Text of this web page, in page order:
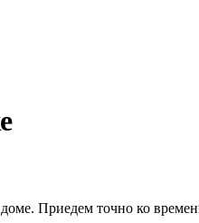
Приедем точно ко